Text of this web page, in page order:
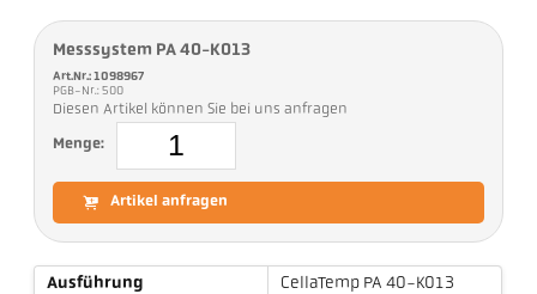
Messsystem PA 40-K013
Art.Nr.: 1098967
PGB-Nr.: 500
Diesen Artikel können Sie bei uns anfragen
Menge:
Artikel anfragen
Ausführung
CellaTemp PA 40-K013